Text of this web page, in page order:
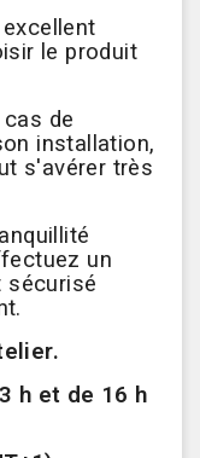
le produit
de
installation,
s'avérer très
un
sécurisé
h et de 16 h